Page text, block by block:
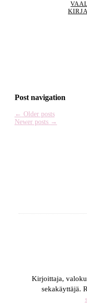
Post navigation
← Older posts
Newer posts →
Kirjoittaja,
sekakäyttäjä.